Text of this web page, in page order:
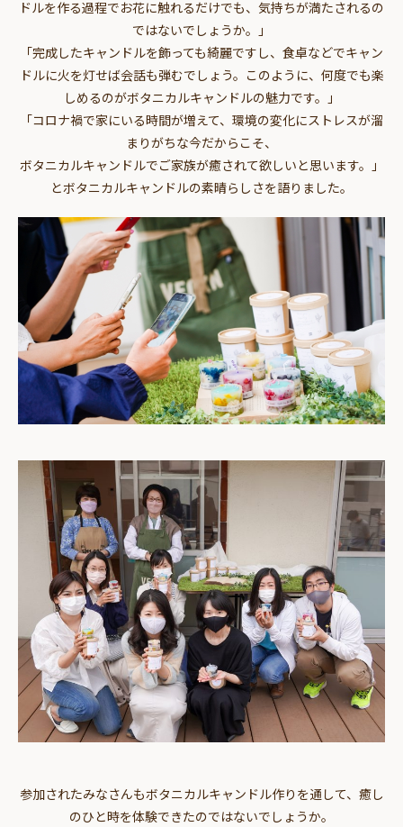
ドルを作る過程でお花に触れるだけでも、気持ちが満たされるの
ではないでしょうか。」
「完成したキャンドルを飾っても綺麗ですし、食卓などでキャン
ドルに火を灯せば会話も弾むでしょう。このように、何度でも楽
しめるのがボタニカルキャンドルの魅力です。」
「コロナ禍で家にいる時間が増えて、環境の変化にストレスが溜
まりがちな今だからこそ、
ボタニカルキャンドルでご家族が癒されて欲しいと思います。」
とボタニカルキャンドルの素晴らしさを語りました。
参加されたみなさんもボタニカルキャンドル作りを通して、癒し
のひと時を体験できたのではないでしょうか。